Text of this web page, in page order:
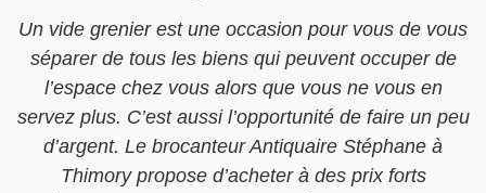
Un vide grenier est une occasion pour vous de vous
séparer de tous les biens qui peuvent occuper de
l’espace chez vous alors que vous ne vous en
servez plus. C’est aussi l’opportunité de faire un peu
d’argent. Le brocanteur Antiquaire Stéphane à
Thimory propose d’acheter à des prix forts